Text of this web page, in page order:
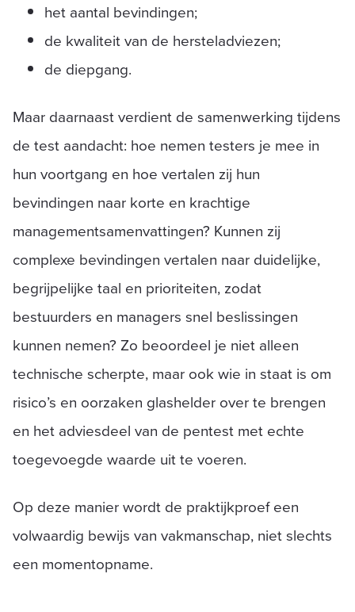
het aantal bevindingen;
de kwaliteit van de hersteladviezen;
de diepgang.
Maar daarnaast verdient de samenwerking tijdens
de test aandacht: hoe nemen testers je mee in
hun voortgang en hoe vertalen zij hun
bevindingen naar korte en krachtige
managementsamenvattingen? Kunnen zij
complexe bevindingen vertalen naar duidelijke,
begrijpelijke taal en prioriteiten, zodat
bestuurders en managers snel beslissingen
kunnen nemen? Zo beoordeel je niet alleen
technische scherpte, maar ook wie in staat is om
risico’s en oorzaken glashelder over te brengen
en het adviesdeel van de pentest met echte
toegevoegde waarde uit te voeren.
Op deze manier wordt de praktijkproef een
volwaardig bewijs van vakmanschap, niet slechts
een momentopname.